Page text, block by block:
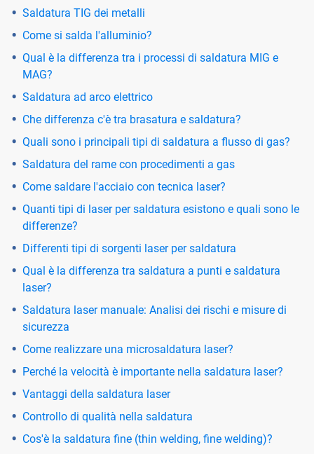
Saldatura TIG dei metalli
Come si salda l'alluminio?
Qual è la differenza tra i processi di saldatura MIG e
MAG?
Saldatura ad arco elettrico
Che differenza c'è tra brasatura e saldatura?
Quali sono i principali tipi di saldatura a flusso di gas?
Saldatura del rame con procedimenti a gas
Come saldare l'acciaio con tecnica laser?
Quanti tipi di laser per saldatura esistono e quali sono le
differenze?
Differenti tipi di sorgenti laser per saldatura
Qual è la differenza tra saldatura a punti e saldatura
laser?
Saldatura laser manuale: Analisi dei rischi e misure di
sicurezza
Come realizzare una microsaldatura laser?
Perché la velocità è importante nella saldatura laser?
Vantaggi della saldatura laser
Controllo di qualità nella saldatura
Cos'è la saldatura fine (thin welding, fine welding)?